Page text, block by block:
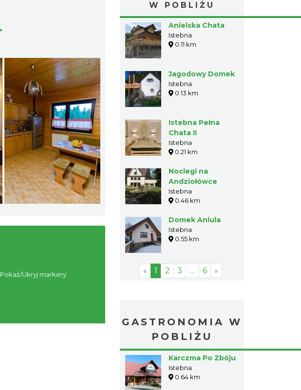
Pokaż/Ukryj markery
W POBLIŻU
Anielska Chata
Istebna
0.11 km
Jagodowy Domek
Istebna
0.13 km
Istebna Pełna
Chata II
Istebna
0.21 km
Noclegi na
Andziołówce
Istebna
0.46 km
Domek Aniula
Istebna
0.55 km
« 1 2 3 … 6 »
GASTRONOMIA W
POBLIŻU
Karczma Po Zbóju
Istebna
0.64 km